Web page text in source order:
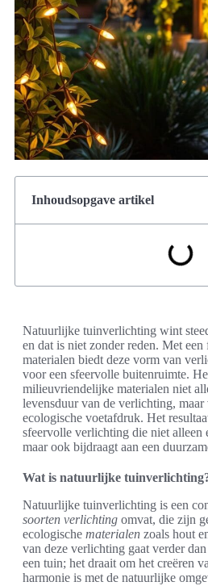
Inhoudsopgave artikel
Natuurlijke tuinverlichting wint
en dat is niet zonder reden. Met
materialen biedt deze vorm van
voor een sfeervolle buitenruimte.
milieuvriendelijke materialen niet
levensduur van de verlichting,
ecologische voetafdruk. Het
sfeervolle verlichting die niet alleen
maar ook bijdraagt aan een
Wat is natuurlijke
Natuurlijke tuinverlichting is een
soorten verlichting omvat, die zijn
ecologische materialen zoals hout
van deze verlichting gaat verder
een tuin; het draait om het creëren
harmonie is met de natuurlijke